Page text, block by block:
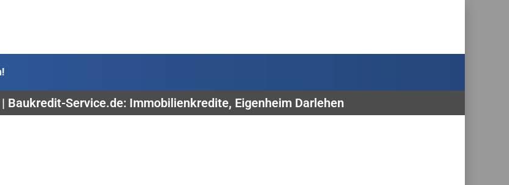
Baukredit-Service.de: Immobilienkredite, Eigenheim Darlehen